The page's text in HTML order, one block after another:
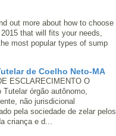
out more about how to choose
that will fits your needs,
most popular types of sump
de Coelho Neto-MA
ESCLARECIMENTO O
Tutelar órgão autônomo,
não jurisdicional
pela sociedade de zelar pelos
criança e d...